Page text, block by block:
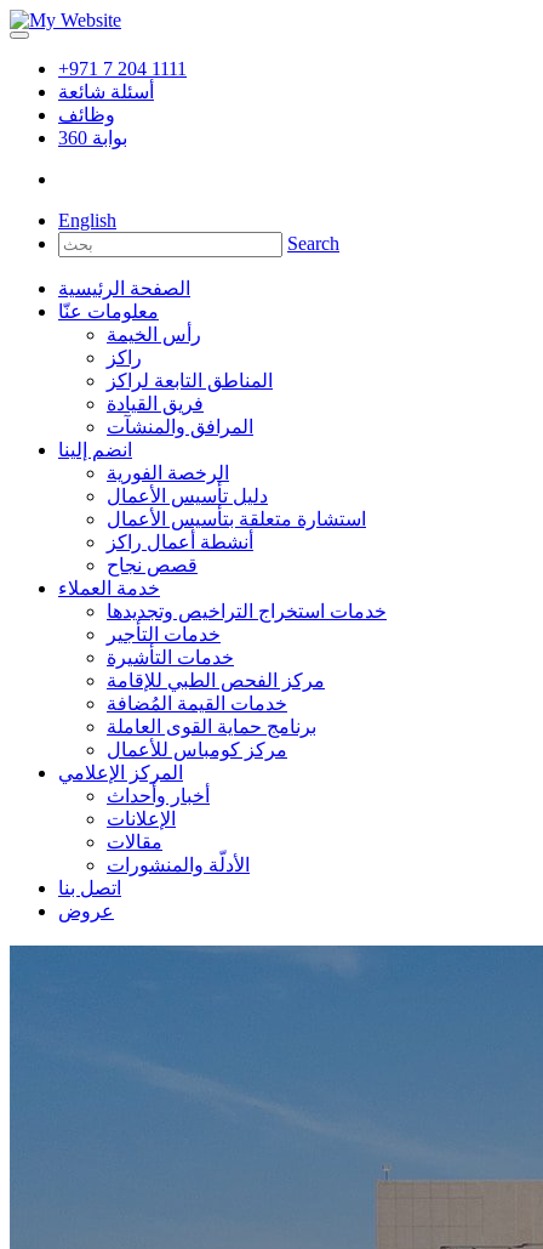
+971 7 204 1111
أسئلة شائعة
وظائف
360 بوابة
English
Search
الصفحة الرئيسية
معلومات عنّا
رأس الخيمة
راكز
المناطق التابعة لراكز
فريق القيادة
المرافق والمنشآت
انضم إلينا
الرخصة الفورية
دليل تأسيس الأعمال
استشارة متعلقة بتأسيس الأعمال
أنشطة أعمال راكز
قصص نجاح
خدمة العملاء
خدمات استخراج التراخيص وتجديدها
خدمات التأجير
خدمات التأشيرة
مركز الفحص الطبي للإقامة
خدمات القيمة المُضافة
برنامج حماية القوى العاملة
مركز كومباس للأعمال
المركز الإعلامي
أخبار وأحداث
الإعلانات
مقالات
الأدلّة والمنشورات
اتصل بنا
عروض